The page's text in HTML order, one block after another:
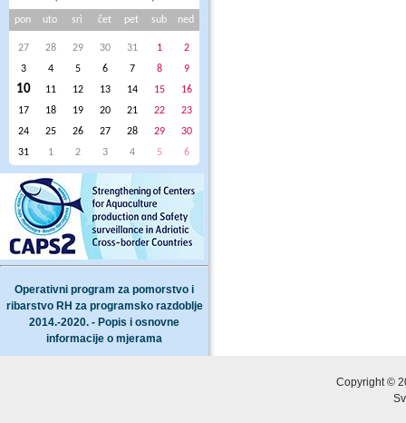
pon uto sri čet pet sub ned
27 28 29 30 31 1
2
3
4 5 6 7 8 9
10 11 12 13 14 15
16
17
18 19 20 21 22
23
24
25 26 27 28 29
30
31
1 2 3 4 5 6
Operativni program za pomorstvo i
ribarstvo RH za programsko razdoblje
2014.-2020. - Popis i osnovne
informacije o mjerama
Copyright ©